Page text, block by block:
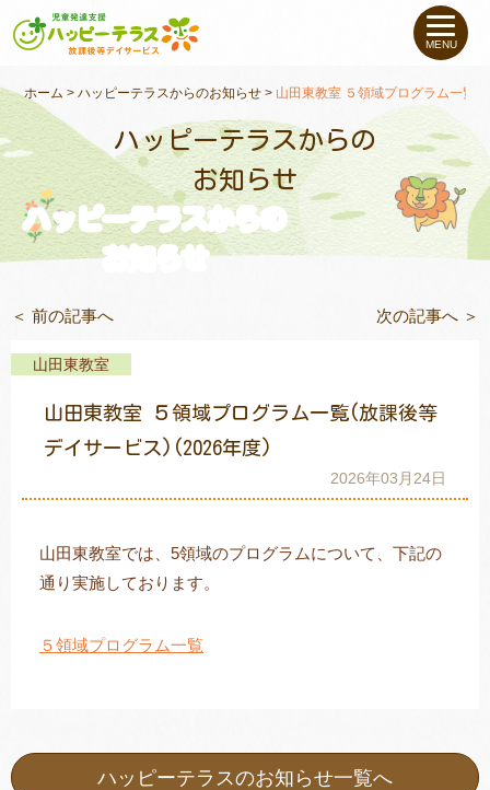
私たちについて
未就学のお子さま（０〜６才）
小学生〜高校生の お子さま
支援事例
教室一覧
トレキング
MENU
ホーム >ハッピーテラスからのお知らせ > 山田東教室 ５領域プログラム一覧(
ハッピーテラスからの
お知らせ
ハッピーテラスからの
お知らせ
＜ 前の記事へ 次の記事へ ＞
山田東教室
山田東教室 ５領域プログラム一覧(放課後等
デイサービス)(2026年度)
2026年03月24日
山田東教室では、5領域のプログラムについて、下記の
通り実施しております。
５領域プログラム一覧
ハッピーテラスのお知らせ一覧へ